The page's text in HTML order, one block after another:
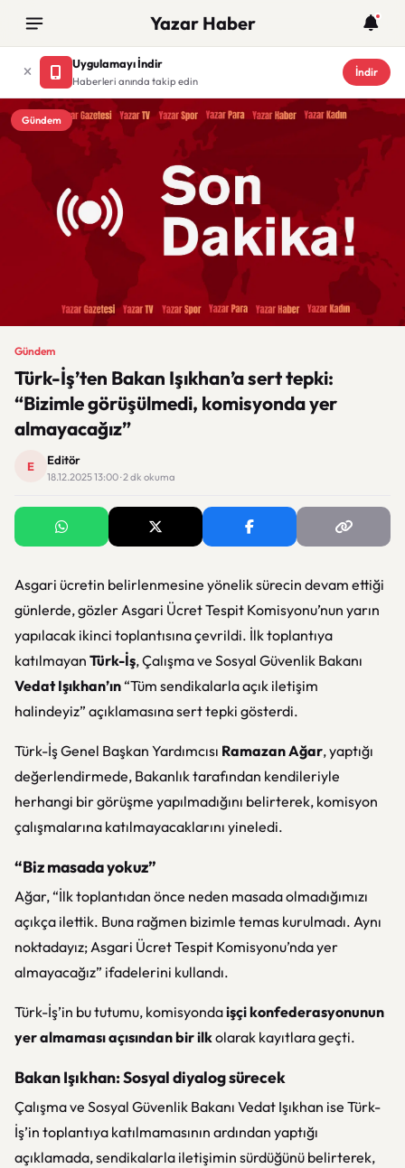
Yazar Haber
Uygulamayı İndir
Haberleri anında takip edin
İndir
Gündem
Gündem
Türk-İş’ten Bakan Işıkhan’a sert tepki:
“Bizimle görüşülmedi, komisyonda yer
almayacağız”
E Editör
18.12.2025 13:00 · 2 dk okuma
Asgari ücretin belirlenmesine yönelik sürecin devam ettiği
günlerde, gözler Asgari Ücret Tespit Komisyonu’nun yarın
yapılacak ikinci toplantısına çevrildi. İlk toplantıya
katılmayan Türk-İş, Çalışma ve Sosyal Güvenlik Bakanı
Vedat Işıkhan’ın“Tüm sendikalarla açık iletişim
halindeyiz” açıklamasına sert tepki gösterdi.
Türk-İş Genel Başkan Yardımcısı Ramazan Ağar, yaptığı
değerlendirmede, Bakanlık tarafından kendileriyle
herhangi bir görüşme yapılmadığını belirterek, komisyon
çalışmalarına katılmayacaklarını yineledi.
“Biz masada yokuz”
Ağar, “İlk toplantıdan önce neden masada olmadığımızı
açıkça ilettik. Buna rağmen bizimle temas kurulmadı. Aynı
noktadayız; Asgari Ücret Tespit Komisyonu’nda yer
almayacağız” ifadelerini kullandı.
Türk-İş’in bu tutumu, komisyondaişçi konfederasyonunun
yer almaması açısından bir ilkolarak kayıtlara geçti.
Bakan Işıkhan: Sosyal diyalog sürecek
Çalışma ve Sosyal Güvenlik Bakanı Vedat Işıkhan ise Türk-
İş’in toplantıya katılmamasının ardından yaptığı
açıklamada, sendikalarla iletişimin sürdüğünü belirterek,